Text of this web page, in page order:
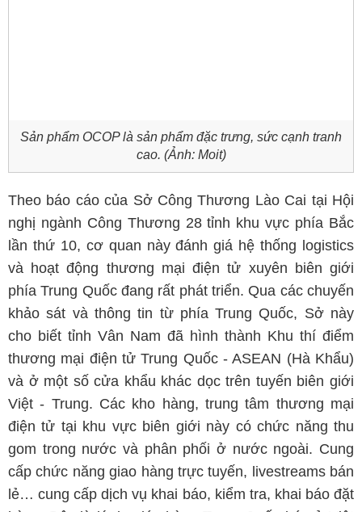
Sản phẩm OCOP là sản phẩm đặc trưng, sức cạnh tranh
cao. (Ảnh: Moit)
Theo báo cáo của Sở Công Thương Lào Cai tại Hội
nghị ngành Công Thương 28 tỉnh khu vực phía Bắc
lần thứ 10, cơ quan này đánh giá hệ thống logistics
và hoạt động thương mại điện tử xuyên biên giới
phía Trung Quốc đang rất phát triển. Qua các chuyến
khảo sát và thông tin từ phía Trung Quốc, Sở này
cho biết tỉnh Vân Nam đã hình thành Khu thí điểm
thương mại điện tử Trung Quốc - ASEAN (Hà Khẩu)
và ở một số cửa khẩu khác dọc trên tuyến biên giới
Việt - Trung. Các kho hàng, trung tâm thương mại
điện tử tại khu vực biên giới này có chức năng thu
gom trong nước và phân phối ở nước ngoài. Cung
cấp chức năng giao hàng trực tuyến, livestreams bán
lẻ… cung cấp dịch vụ khai báo, kiểm tra, khai báo đặt